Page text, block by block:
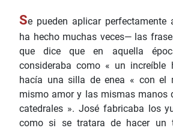
Se pueden aplicar
ha hecho muchas veces— las
que dice que en aquella
consideraba como « un
hacía una silla de enea « con el
mismo amor y las mismas manos
catedrales ». José fabricaba los
como si se tratara de hacer un